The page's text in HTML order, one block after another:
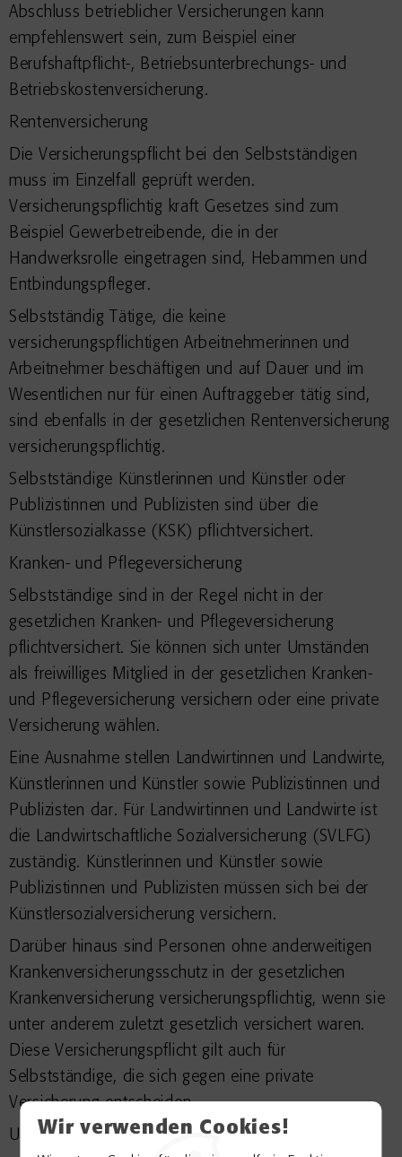
Wir verwenden Cookies!
Abschluss betrieblicher Versicherungen kann
empfehlenswert sein, zum Beispiel einer
Berufshaftpflicht-, Betriebsunterbrechungs- und
Betriebskostenversicherung.
Rentenversicherung
Die Versicherungspflicht bei den Selbstständigen
muss im Einzelfall geprüft werden.
Versicherungspflichtig kraft Gesetzes sind zum
Beispiel Gewerbetreibende, die in der
Handwerksrolle eingetragen sind, Hebammen und
Entbindungspfleger.
Selbstständig Tätige, die keine
versicherungspflichtigen Arbeitnehmerinnen und
Arbeitnehmer beschäftigen und auf Dauer und im
Wesentlichen nur für einen Auftraggeber tätig sind,
sind ebenfalls in der gesetzlichen Rentenversicherung
versicherungspflichtig.
Selbstständige Künstlerinnen und Künstler oder
Publizistinnen und Publizisten sind über die
Künstlersozialkasse (KSK) pflichtversichert.
Kranken- und Pflegeversicherung
Selbstständige sind in der Regel nicht in der
gesetzlichen Kranken- und Pflegeversicherung
pflichtversichert. Sie können sich unter Umständen
als freiwilliges Mitglied in der gesetzlichen Kranken-
und Pflegeversicherung versichern oder eine private
Versicherung wählen.
Eine Ausnahme stellen Landwirtinnen und Landwirte,
Künstlerinnen und Künstler sowie Publizistinnen und
Publizisten dar. Für Landwirtinnen und Landwirte ist
die Landwirtschaftliche Sozialversicherung (SVLFG)
zuständig. Künstlerinnen und Künstler sowie
Publizistinnen und Publizisten müssen sich bei der
Künstlersozialversicherung versichern.
Darüber hinaus sind Personen ohne anderweitigen
Krankenversicherungsschutz in der gesetzlichen
Krankenversicherung versicherungspflichtig, wenn sie
unter anderem zuletzt gesetzlich versichert waren.
Diese Versicherungspflicht gilt auch für
Selbstständige, die sich gegen eine private
Versicherung entscheiden.
Unfallversicherung